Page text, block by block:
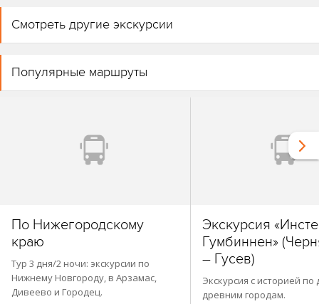
Смотреть другие экскурсии
Популярные маршруты
По Нижегородскому
краю
Тур 3 дня/2 ночи: экскурсии по
Нижнему Новгороду, в Арзамас,
Дивеево и Городец.
Экскурсия
Гумбиннен»
– Гусев)
Экскурсия с историей по
древним городам.